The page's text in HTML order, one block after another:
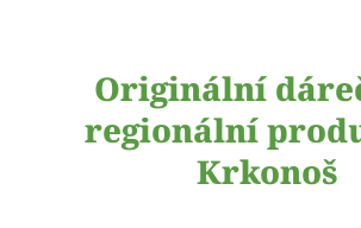
Originální
regionální
Krkonoš